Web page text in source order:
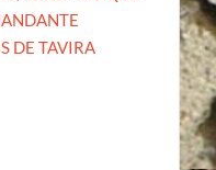
DE TAVIRA